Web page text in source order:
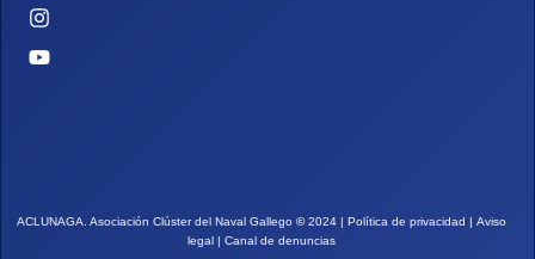
ACLUNAGA. Asociación Clúster del Naval Gallego ©2024 | Política de privacidad
Aviso
legal
Canal de denuncias